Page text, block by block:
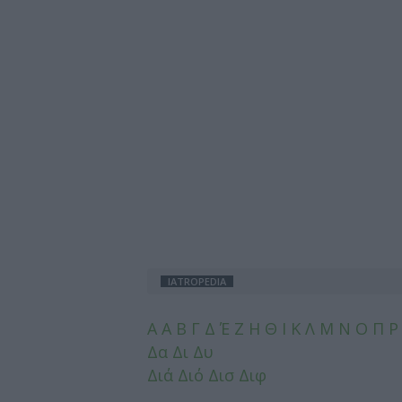
IATROPEDIA
A Α Β Γ Δ Έ Ζ Η Θ Ι Κ Λ Μ Ν Ο Π Ρ
Δα Δι Δυ
Διά Διό Δισ Διφ